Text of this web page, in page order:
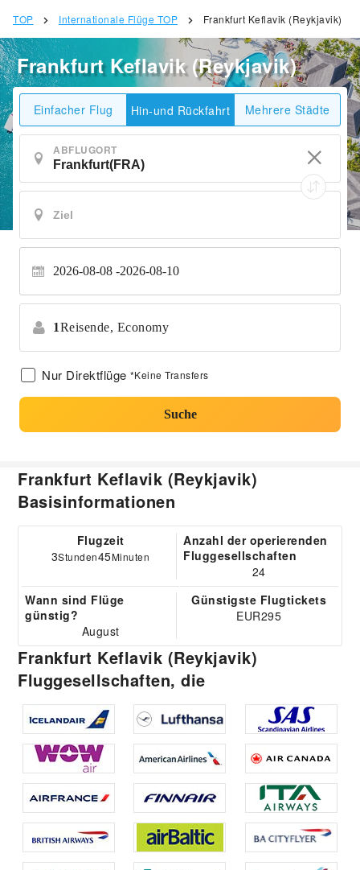
TOP Internationale Flüge TOP Frankfurt Keflavik (Reykjavik)
Frankfurt Keflavik (Reykjavik)
Einfacher Flug Hin-und Rückfahrt Mehrere Städte
ABFLUGORT
2026-08-08 2026-08-10
1Reisende, Economy
Nur Direktflüge *Keine Transfers
Suche
Frankfurt Keflavik (Reykjavik)
Basisinformationen
Flugzeit
3Stunden45Minuten
Anzahl der operierenden
Fluggesellschaften
24
Wann sind Flüge
günstig?
August
Günstigste Flugtickets
EUR295
Frankfurt Keflavik (Reykjavik)
Fluggesellschaften, die